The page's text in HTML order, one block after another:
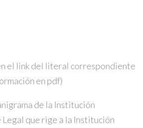
el link del literal correspondiente
en pdf)
de la Institución
Legal que rige a la Institución